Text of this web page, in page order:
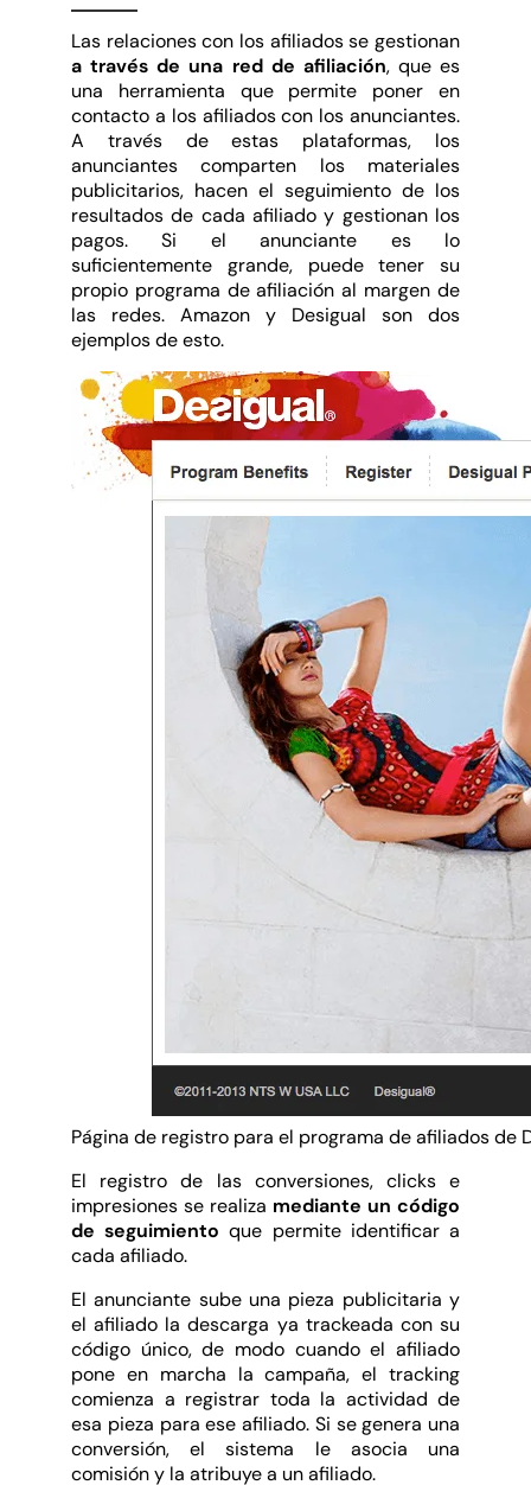
Las relaciones con los afiliados se gestionan
a través de una red de afiliación, que es
una herramienta que permite poner en
contacto a los afiliados con los anunciantes.
A través de estas plataformas, los
anunciantes comparten los materiales
publicitarios, hacen el seguimiento de los
resultados de cada afiliado y gestionan los
pagos. Si el anunciante es lo
suficientemente grande, puede tener su
propio programa de afiliación al margen de
las redes. Amazon y Desigual son dos
ejemplos de esto.
Página de registro para el programa de afiliados de
El registro de las conversiones, clicks e
impresiones se realiza mediante un código
de seguimiento que permite identificar a
cada afiliado.
El anunciante sube una pieza publicitaria y
el afiliado la descarga ya trackeada con su
código único, de modo cuando el afiliado
pone en marcha la campaña, el tracking
comienza a registrar toda la actividad de
esa pieza para ese afiliado. Si se genera una
conversión, el sistema le asocia una
comisión y la atribuye a un afiliado.